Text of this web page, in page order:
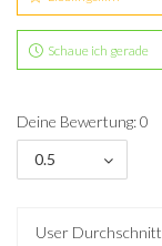
Schaue ich gerade
Deine Bewertung: 0
0.5
User Durchschnitt